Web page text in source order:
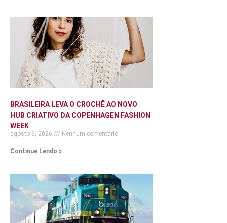
BRASILEIRA LEVA O CROCHÊ AO NOVO
HUB CRIATIVO DA COPENHAGEN FASHION
WEEK
agosto 6, 2026 Nenhum comentário
Continue Lendo »